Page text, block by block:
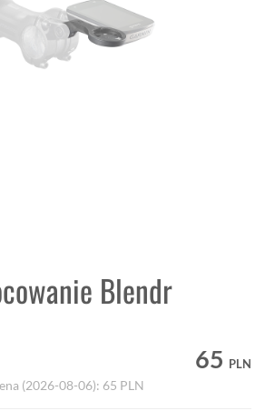
Blendr
65 PLN
(2026-08-06): 65 PLN